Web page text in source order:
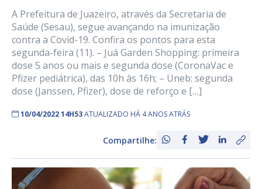
A Prefeitura de Juazeiro, através da Secretaria de
Saúde (Sesau), segue avançando na imunização
contra a Covid-19. Confira os pontos para esta
segunda-feira (11). – Juá Garden Shopping: primeira
dose 5 anos ou mais e segunda dose (CoronaVac e
Pfizer pediátrica), das 10h às 16h; – Uneb: segunda
dose (Janssen, Pfizer), dose de reforço e […]
10/04/2022 14H53ATUALIZADO HÁ 4 ANOS ATRÁS
Compartilhe: